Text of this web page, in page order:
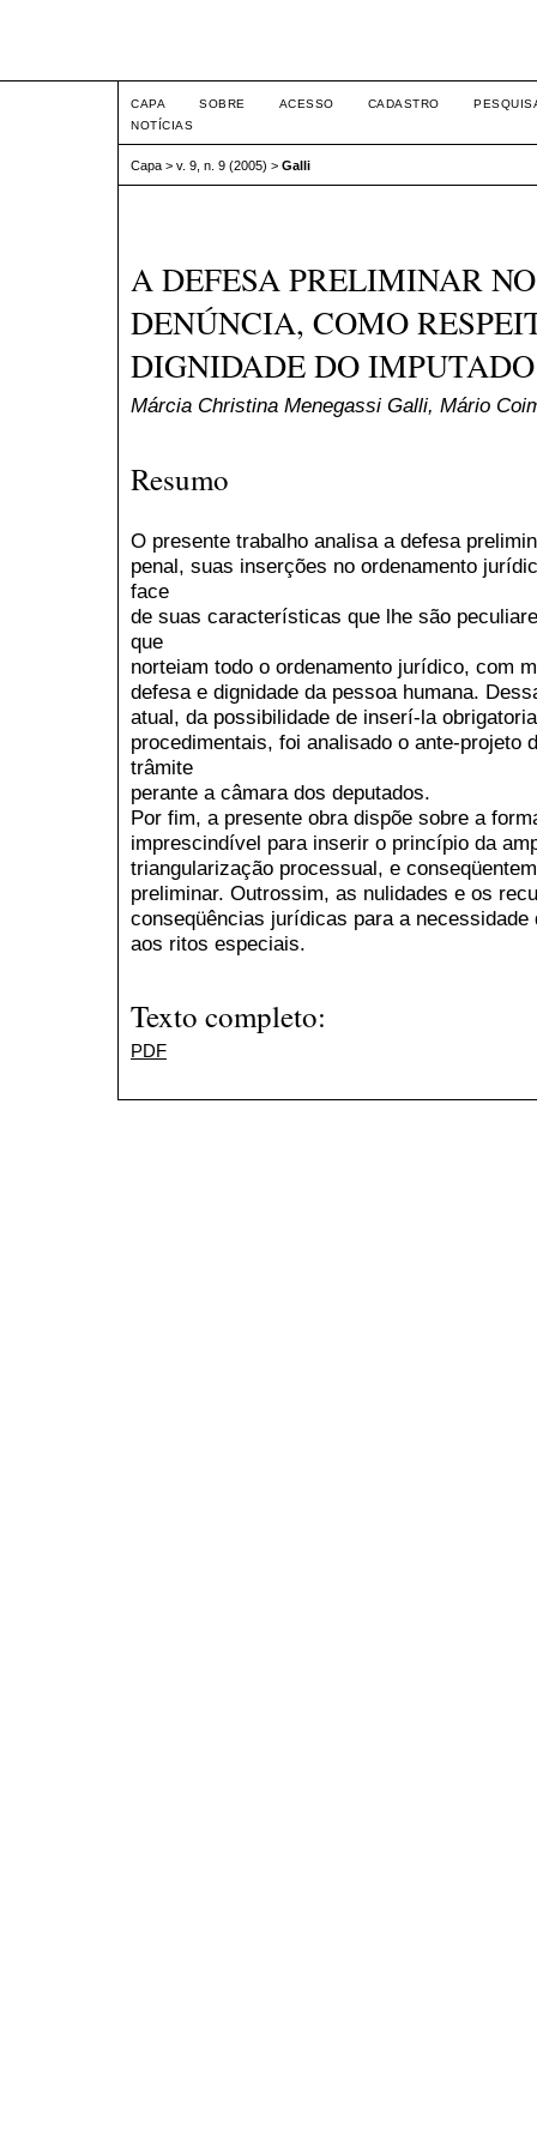
CAPA SOBRE ACESSO CADASTRO
NOTÍCIAS
Capa > v. 9, n. 9 (2005) > Galli
A DEFESA PRELIMINAR
DENÚNCIA, COMO
DIGNIDADE DO IMPUTADO
Márcia Christina Menegassi Galli, Mário
Resumo
O presente trabalho analisa a defesa
penal, suas inserções no ordenamento
face
de suas características que lhe são
que
norteiam todo o ordenamento jurídico, com
defesa e dignidade da pessoa humana.
atual, da possibilidade de inserí-la
procedimentais, foi analisado o ante-projeto
trâmite
perante a câmara dos deputados.
Por fim, a presente obra dispõe sobre a
imprescindível para inserir o princípio da
triangularização processual, e
preliminar. Outrossim, as nulidades e os
conseqüências jurídicas para a
aos ritos especiais.
Texto completo:
PDF